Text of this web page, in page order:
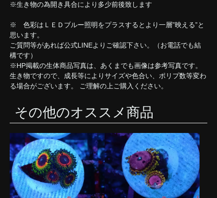
※生き物の為開き具合により多少前後致します
※ 色彩はＬＥＤブルー照明をプラスするとより一層”映える”と
思います。
ご質問等があれば公式LINEよりご確認下さい。（お電話でも結
構です）
※HP掲載の生体商品写真は、あくまでも画像は参考写真です。
生き物ですので、成長等によりサイズや色合い、ポリプ数等変わ
る場合がございます。 ご理解の上ご購入ください。
その他のオススメ商品